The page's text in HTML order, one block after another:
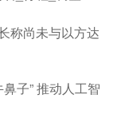
称尚未与以方达
子” 推动人工智